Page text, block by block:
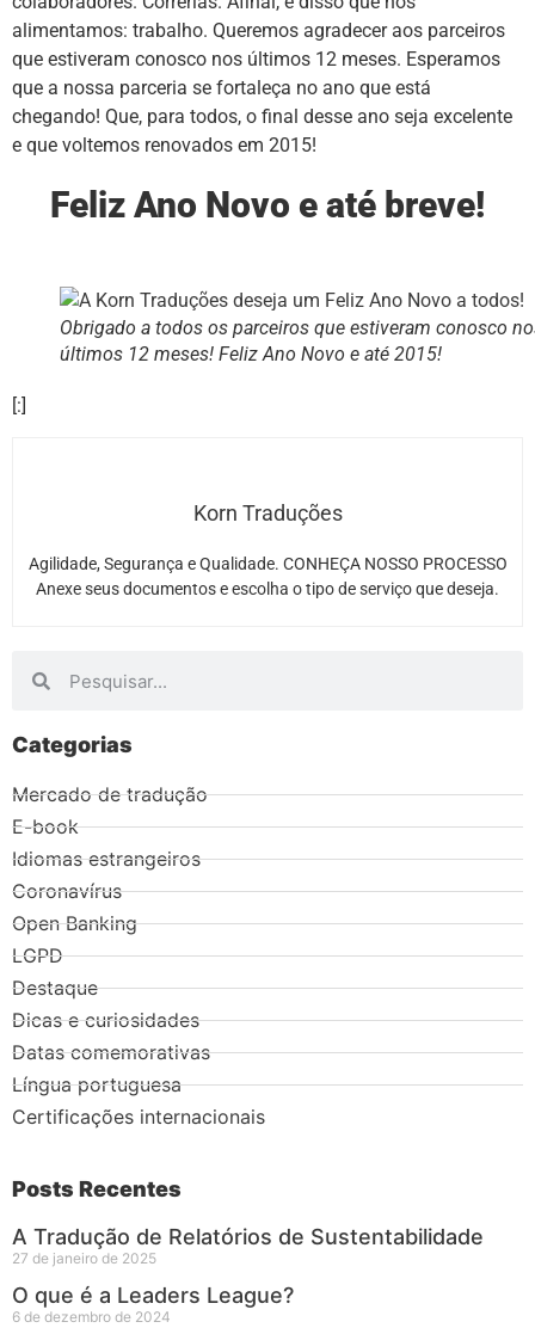
alimentamos: trabalho. Queremos agradecer aos parceiros
que estiveram conosco nos últimos 12 meses. Esperamos
que a nossa parceria se fortaleça no ano que está
chegando! Que, para todos, o final desse ano seja excelente
e que voltemos renovados em 2015!
Feliz Ano Novo e até breve!
Obrigado a todos os parceiros que estiveram conosco
últimos 12 meses! Feliz Ano Novo e até 2015!
[:]
Korn Traduções
Agilidade, Segurança e Qualidade. CONHEÇA NOSSO PROCESSO
Anexe seus documentos e escolha o tipo de serviço que deseja.
Categorias
Mercado de tradução
E-book
Idiomas estrangeiros
Coronavírus
Open Banking
LGPD
Destaque
Dicas e curiosidades
Datas comemorativas
Língua portuguesa
Certificações internacionais
Posts Recentes
A Tradução de Relatórios de Sustentabilidade
27 de janeiro de 2025
O que é a Leaders League?
6 de dezembro de 2024